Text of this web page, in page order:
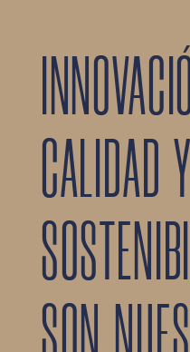
CALIDAD Y